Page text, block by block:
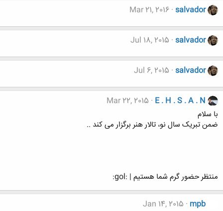
salvador
Mar 21, 2016
salvador
Jul 18, 2015
salvador
Jul 6, 2015
E . H . S . A . N
Mar 22, 2015
با سلام
ضمن تبریک سال نو، تالار هنر برگزار می کند ..
منتظر حضور گرم شما هستیم | :gol:
mpb
Jan 14, 2015